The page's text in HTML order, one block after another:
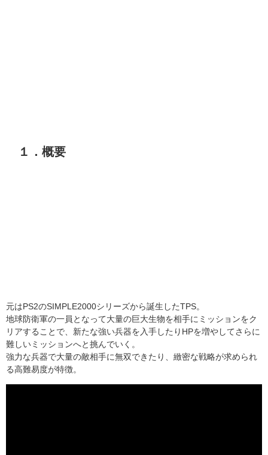
１．概要
元はPS2のSIMPLE2000シリーズから誕生したTPS。
地球防衛軍の一員となって大量の巨大生物を相手にミッションをク
リアすることで、新たな強い兵器を入手したりHPを増やしてさらに
難しいミッションへと挑んでいく。
強力な兵器で大量の敵相手に無双できたり、緻密な戦略が求められ
る高難易度が特徴。